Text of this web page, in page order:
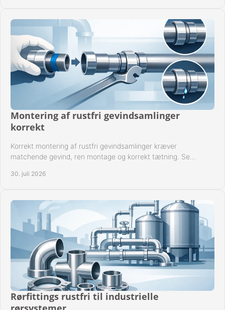
Montering af rustfri gevindsamlinger
korrekt
Korrekt montering af rustfri gevindsamlinger kræver
matchende gevind, ren montage og korrekt tætning. Se
30. juli 2026
Rørfittings rustfri til industrielle